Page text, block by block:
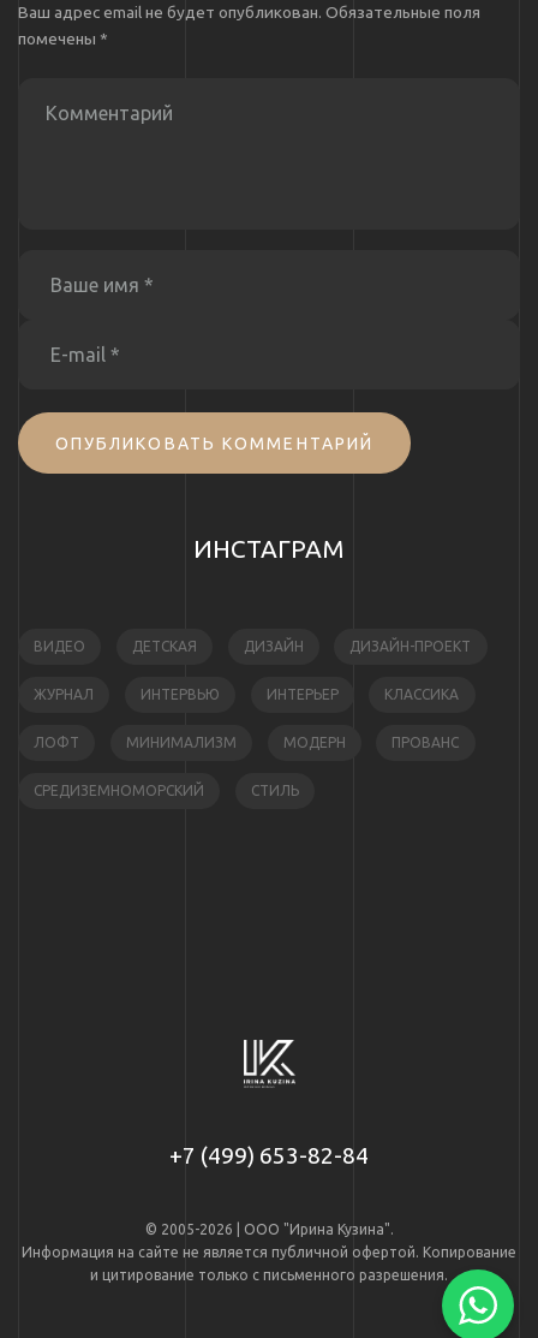
Ваш адрес email не будет опубликован. Обязательные поля
помечены *
ОПУБЛИКОВАТЬ КОММЕНТАРИЙ
ИНСТАГРАМ
ВИДЕО ДЕТСКАЯ ДИЗАЙН ДИЗАЙН-ПРОЕКТ
ЖУРНАЛ ИНТЕРВЬЮ ИНТЕРЬЕР КЛАССИКА
ЛОФТ МИНИМАЛИЗМ МОДЕРН ПРОВАНС
СРЕДИЗЕМНОМОРСКИЙ СТИЛЬ
+7 (499) 653-82-84
© 2005-2026 | ООО "Ирина Кузина".
Информация на сайте не является публичной офертой. Копирование
и цитирование только с письменного разрешения.